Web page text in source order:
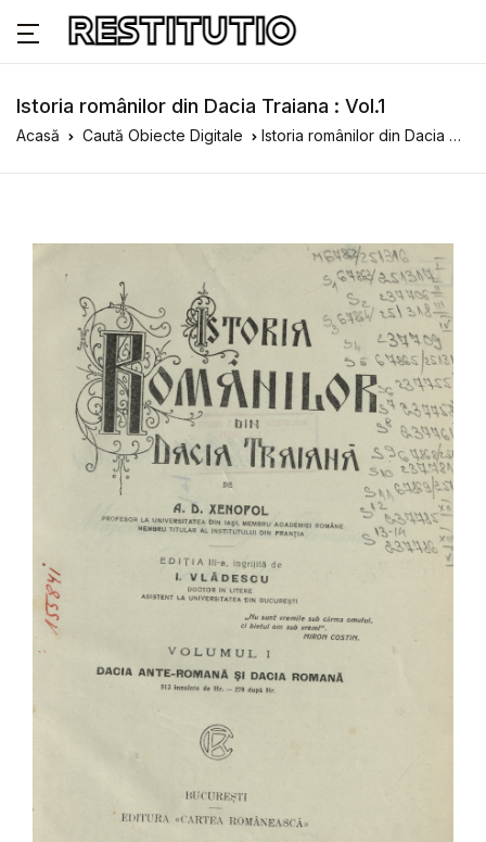
Istoria românilor din Dacia Traiana : Vol.1
Acasă Caută Obiecte Digitale Istoria românilor din Dacia Traiana : Vol.1